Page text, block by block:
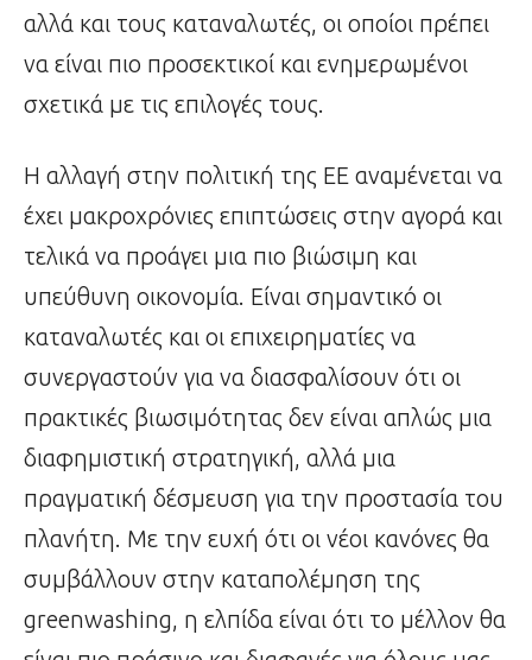
αλλά και τους καταναλωτές, οι οποίοι πρέπει
να είναι πιο προσεκτικοί και ενημερωμένοι
σχετικά με τις επιλογές τους.
Η αλλαγή στην πολιτική της ΕΕ αναμένεται να
έχει μακροχρόνιες επιπτώσεις στην αγορά και
τελικά να προάγει μια πιο βιώσιμη και
υπεύθυνη οικονομία. Είναι σημαντικό οι
καταναλωτές και οι επιχειρηματίες να
συνεργαστούν για να διασφαλίσουν ότι οι
πρακτικές βιωσιμότητας δεν είναι απλώς μια
διαφημιστική στρατηγική, αλλά μια
πραγματική δέσμευση για την προστασία του
πλανήτη. Με την ευχή ότι οι νέοι κανόνες θα
συμβάλλουν στην καταπολέμηση της
greenwashing, η ελπίδα είναι ότι το μέλλον θα